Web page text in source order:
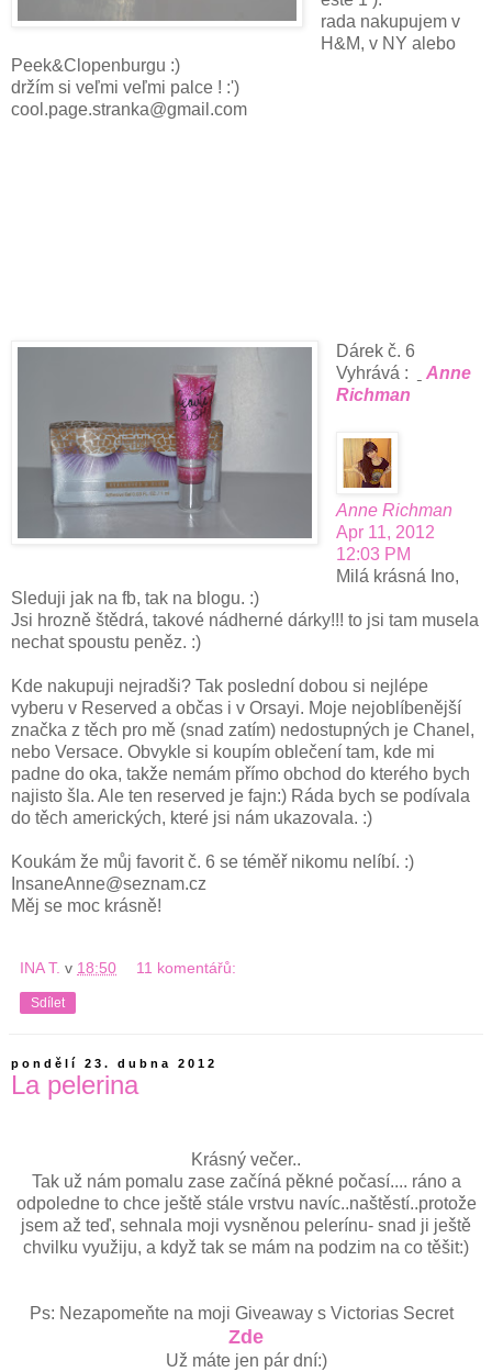
rada nakupujem v
H&M, v NY alebo
Peek&Clopenburgu :)
držím si veľmi veľmi palce ! :')
cool.page.stranka@gmail.com
Dárek č. 6
Vyhrává :
Anne
Richman
Anne Richman
Apr 11, 2012
12:03 PM
Milá krásná Ino,
Sleduji jak na fb, tak na blogu. :)
Jsi hrozně štědrá, takové nádherné dárky!!! to jsi tam musela
nechat spoustu peněz. :)
Kde nakupuji nejradši? Tak poslední dobou si nejlépe
vyberu v Reserved a občas i v Orsayi. Moje nejoblíbenější
značka z těch pro mě (snad zatím) nedostupných je Chanel,
nebo Versace. Obvykle si koupím oblečení tam, kde mi
padne do oka, takže nemám přímo obchod do kterého bych
najisto šla. Ale ten reserved je fajn:) Ráda bych se podívala
do těch amerických, které jsi nám ukazovala. :)
Koukám že můj favorit č. 6 se téměř nikomu nelíbí. :)
InsaneAnne@seznam.cz
Měj se moc krásně!
INA T. v 18:50 11 komentářů:
Sdílet
pondělí 23. dubna 2012
La pelerina
Krásný večer..
Tak už nám pomalu zase začíná pěkné počasí.... ráno a
odpoledne to chce ještě stále vrstvu navíc..naštěstí..protože
jsem až teď, sehnala moji vysněnou pelerínu- snad ji ještě
chvilku využiju, a když tak se mám na podzim na co těšit:)
Ps: Nezapomeňte na moji Giveaway s Victorias Secret
Zde
Už máte jen pár dní:)